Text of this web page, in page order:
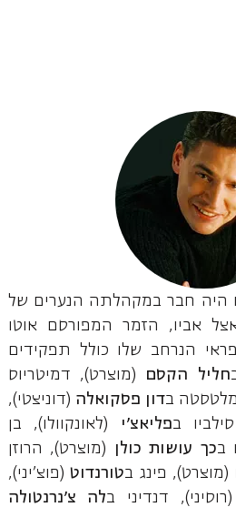
היה חבר במקהלתה הנערים של
אביו, הזמר המפורסם אוטו
הנרחב שלו כולל תפקידים
חליל הקסם (מוצרט), דמיטריוס
בדון פסקואלה (דוניצטי),
סילביו בפליאצ'י
(לאונקוולו), בן
בכך עושות כולן
(מוצרט), הרוזן
(מוצרט), פינג בטורנדוט (פוצ'יני),
(רוסיני), דנדיני בלה צ'נרנטולה